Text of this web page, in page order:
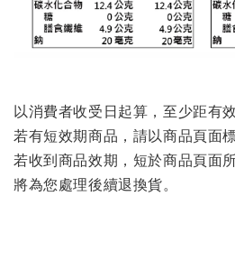
以消費者收受日起算，至少距有
若有短效期商品，請以商品頁面標
若收到商品效期，短於商品頁面
將為您處理後續退換貨。